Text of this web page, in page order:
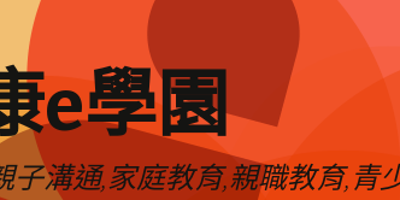
e學園
溝通,家庭教育,親職教育,